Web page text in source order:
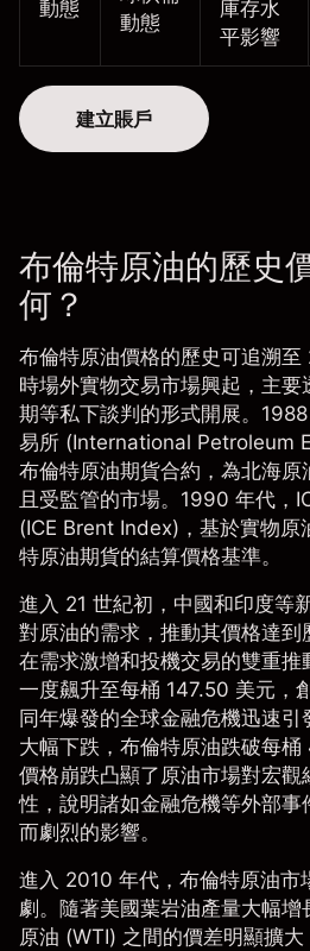
動態
動態
庫存水
平影響
建立賬戶
布倫特原油的歷史
何？
布倫特原油價格的歷史可追溯
時場外實物交易市場興起，主
期等私下談判的形式開展。
易所 (International Petroleum
布倫特原油期貨合約，為北海原
且受監管的市場。1990 年代，
(ICE Brent Index)，基於實物原
特原油期貨的結算價格基準。
進入 21 世紀初，中國和印度等
對原油的需求，推動其價格達到
在需求激增和投機交易的雙重推
一度飆升至每桶 147.50 美元，
同年爆發的全球金融危機迅速引
大幅下跌，布倫特原油跌破每
價格崩跌凸顯了原油市場對宏觀
性，說明諸如金融危機等外部事
而劇烈的影響。
進入 2010 年代，布倫特原油市
劇。隨著美國葉岩油產量大幅
原油 (WTI) 之間的價差明顯擴